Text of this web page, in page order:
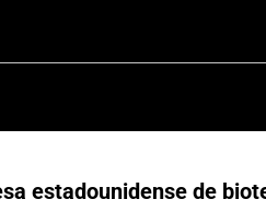
estadounidense de